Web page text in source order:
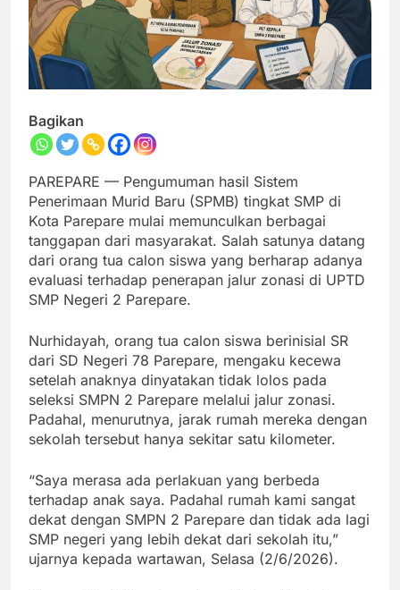
Bagikan
PAREPARE — Pengumuman hasil Sistem
Penerimaan Murid Baru (SPMB) tingkat SMP di
Kota Parepare mulai memunculkan berbagai
tanggapan dari masyarakat. Salah satunya datang
dari orang tua calon siswa yang berharap adanya
evaluasi terhadap penerapan jalur zonasi di UPTD
SMP Negeri 2 Parepare.
Nurhidayah, orang tua calon siswa berinisial SR
dari SD Negeri 78 Parepare, mengaku kecewa
setelah anaknya dinyatakan tidak lolos pada
seleksi SMPN 2 Parepare melalui jalur zonasi.
Padahal, menurutnya, jarak rumah mereka dengan
sekolah tersebut hanya sekitar satu kilometer.
“Saya merasa ada perlakuan yang berbeda
terhadap anak saya. Padahal rumah kami sangat
dekat dengan SMPN 2 Parepare dan tidak ada lagi
SMP negeri yang lebih dekat dari sekolah itu,”
ujarnya kepada wartawan, Selasa (2/6/2026).